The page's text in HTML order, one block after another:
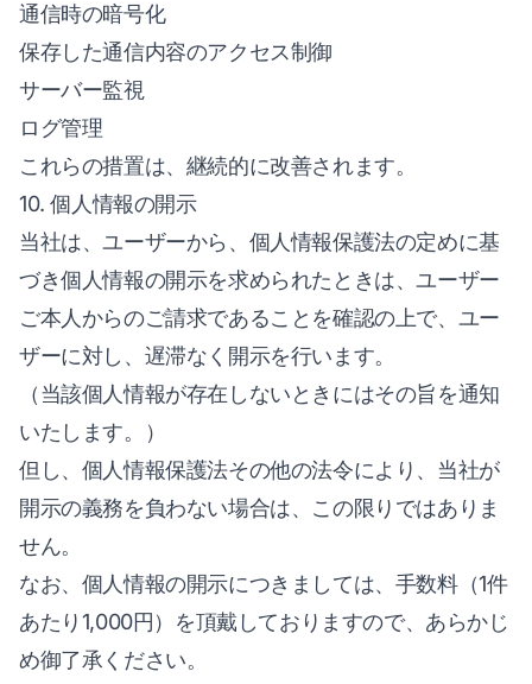
通信時の暗号化
保存した通信内容のアクセス制御
サーバー監視
ログ管理
これらの措置は、継続的に改善されます。
10. 個人情報の開示
当社は、ユーザーから、個人情報保護法の定めに基
づき個人情報の開示を求められたときは、ユーザー
ご本人からのご請求であることを確認の上で、ユー
ザーに対し、遅滞なく開示を行います。
（当該個人情報が存在しないときにはその旨を通知
いたします。）
但し、個人情報保護法その他の法令により、当社が
開示の義務を負わない場合は、この限りではありま
せん。
なお、個人情報の開示につきましては、手数料（1件
あたり1,000円）を頂戴しておりますので、あらかじ
め御了承ください。